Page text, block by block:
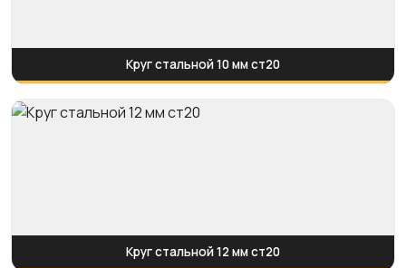
Круг стальной 10 мм ст20
Круг стальной 12 мм ст20